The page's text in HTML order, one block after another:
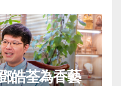
皓荃為香藝